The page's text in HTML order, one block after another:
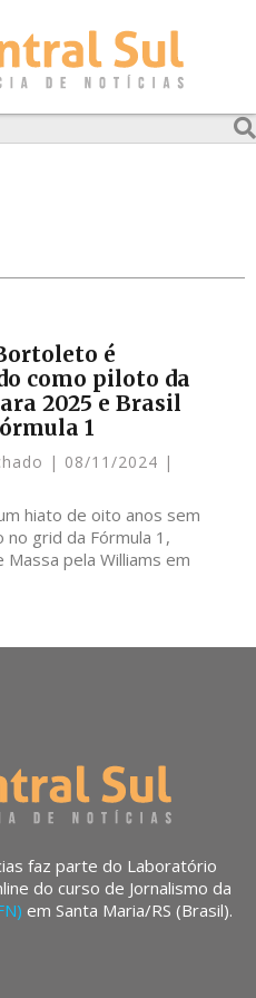
é
como piloto da
2025 e Brasil
1
08/11/2024
hiato de oito anos sem
no grid da Fórmula 1,
Massa pela Williams em
faz parte do Laboratório
do curso de Jornalismo da
em Santa Maria/RS (Brasil).